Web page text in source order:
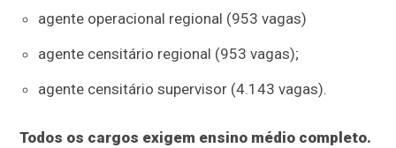
agente operacional regional (953 vagas)
agente censitário regional (953 vagas);
agente censitário supervisor (4.143 vagas).
Todos os cargos exigem ensino médio completo.